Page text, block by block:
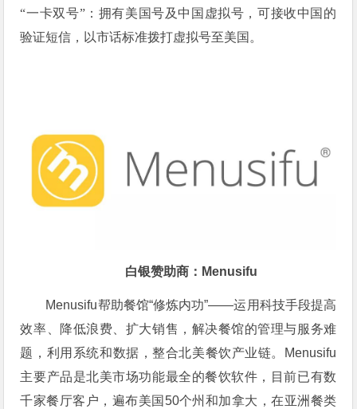
“一卡双号”：拥有美国号及中国虚拟号，可接收中国的
验证短信，以市话标准拨打虚拟号至美国 。
白银赞助商： Menusifu
Menusifu帮助餐馆“修炼内功”——运用科技手段提高
效率、降低浪费、扩大销售，解决餐馆的管理与服务难
题，利用系统和数据，整合北美餐饮产业链。Menusifu
主要产品是北美市场功能最全的餐饮软件，目前已有数
千家餐厅客户，遍布美国50个州和加拿大，在亚洲餐类